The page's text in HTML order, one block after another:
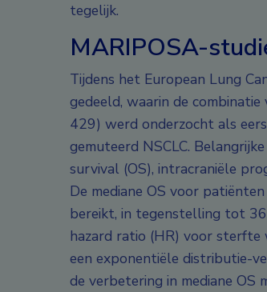
tegelijk.
MARIPOSA-
Tijdens het European Lung
gedeeld, waarin de
429) werd onderzocht als
gemuteerd NSCLC.
survival (OS), intracraniële
De mediane OS voor
bereikt, in tegenstelling tot
hazard ratio (HR) voor
een exponentiële distributie-
de verbetering in mediane OS